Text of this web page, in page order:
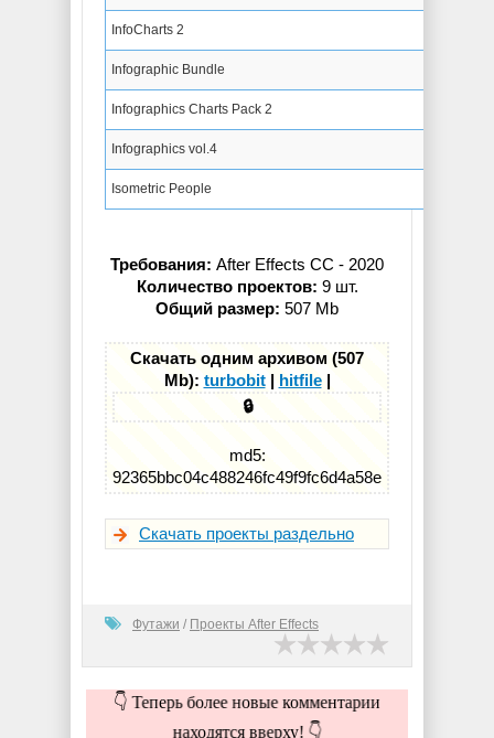
InfoCharts 2
Infographic Bundle
Infographics Charts Pack 2
Infographics vol.4
Isometric People
Требования: After Effects CC - 2020
Количество проектов: 9 шт.
Общий размер: 507 Mb
Скачать одним архивом (507
Mb): turbobit| hitfile|
🔒
md5:
92365bbc04c488246fc49f9fc6d4a58e
Скачать проекты раздельно
Футажи / Проекты After Effects
👇 Теперь более новые комментарии
находятся вверху! 👇